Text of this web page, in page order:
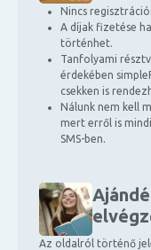
Nincs
A díjak fizetése
történhet.
Tanfolyami
érdekében
csekken is
Nálunk nem kell
mert erről is
SMS-ben.
Az oldalról történő